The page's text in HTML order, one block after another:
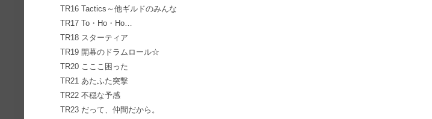
TR16 Tactics～他ギルドのみんな
TR17 To・Ho・Ho…
TR18 スターティア
TR19 開幕のドラムロール☆
TR20 こここ困った
TR21 あたふた突撃
TR22 不穏な予感
TR23 だって、仲間だから。